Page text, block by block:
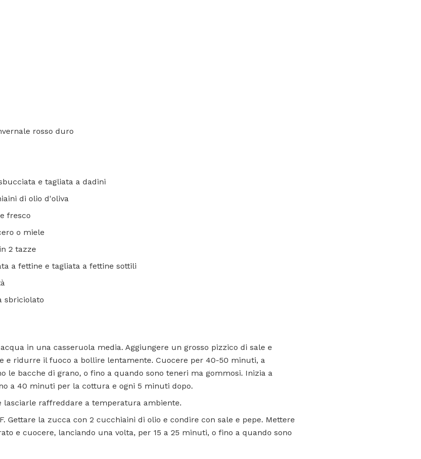
rosso duro
e tagliata a dadini
di olio d'oliva
fresco
o miele
2 tazze
a fettine e tagliata a fettine sottili
sbriciolato
in una casseruola media. Aggiungere un grosso pizzico di sale e
e ridurre il fuoco a bollire lentamente. Cuocere per 40-50 minuti, a
le bacche di grano, o fino a quando sono teneri ma gommosi. Inizia a
a 40 minuti per la cottura e ogni 5 minuti dopo.
lasciarle raffreddare a temperatura ambiente.
Gettare la zucca con 2 cucchiaini di olio e condire con sale e pepe. Mettere
e cuocere, lanciando una volta, per 15 a 25 minuti, o fino a quando sono